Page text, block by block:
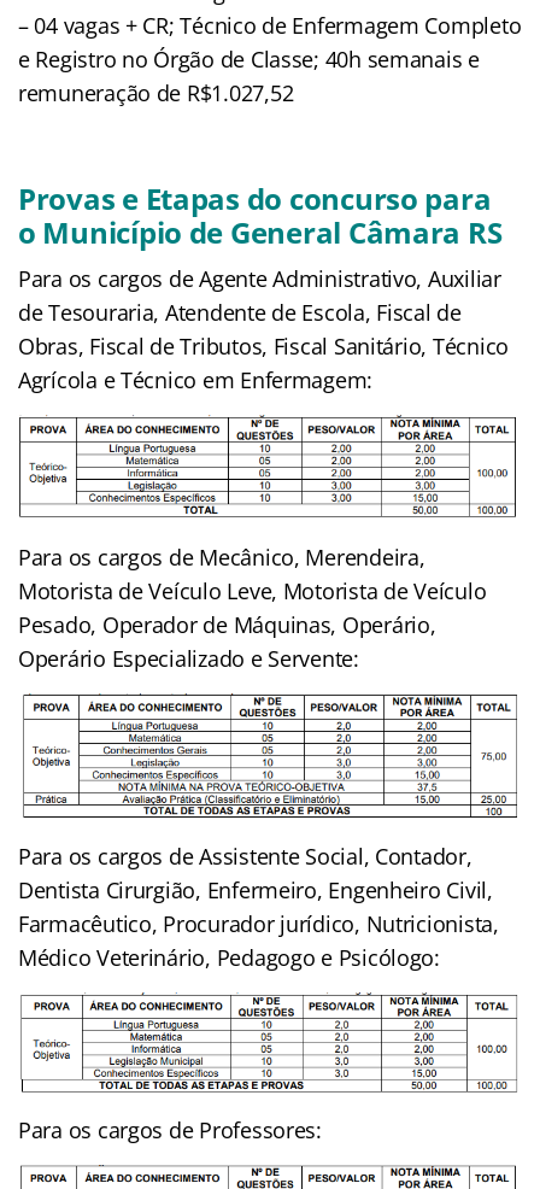
– 04 vagas + CR; Técnico de Enfermagem Completo
e Registro no Órgão de Classe; 40h semanais e
remuneração de R$1.027,52
Provas e Etapas do concurso para
o Município de General Câmara RS
Para os cargos de Agente Administrativo, Auxiliar
de Tesouraria, Atendente de Escola, Fiscal de
Obras, Fiscal de Tributos, Fiscal Sanitário, Técnico
Agrícola e Técnico em Enfermagem:
Para os cargos de Mecânico, Merendeira,
Motorista de Veículo Leve, Motorista de Veículo
Pesado, Operador de Máquinas, Operário,
Operário Especializado e Servente:
Para os cargos de Assistente Social, Contador,
Dentista Cirurgião, Enfermeiro, Engenheiro Civil,
Farmacêutico, Procurador jurídico, Nutricionista,
Médico Veterinário, Pedagogo e Psicólogo:
Para os cargos de Professores: